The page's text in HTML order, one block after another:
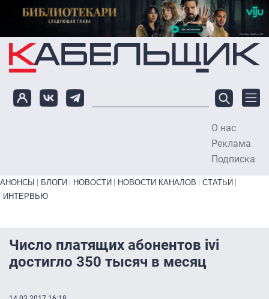
Перейти к основному содержанию
О нас
Реклама
Подписка
Primary links bottom
АНОНСЫ БЛОГИ НОВОСТИ НОВОСТИ КАНАЛОВ
СТАТЬИ
ИНТЕРВЬЮ
Число платящих абонентов ivi
достигло 350 тысяч в месяц